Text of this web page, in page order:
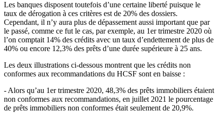
Les banques disposent toutefois d’une certaine liberté puisque le
taux de dérogation à ces critères est de 20% des dossiers.
Cependant, il n’y aura plus de dépassement aussi important que par
le passé, comme ce fut le cas, par exemple, au 1er trimestre 2020 où
l’on comptait 14% des crédits avec un taux d’endettement de plus de
40% ou encore 12,3% des prêts d’une durée supérieure à 25 ans.
Les deux illustrations ci-dessous montrent que les crédits non
conformes aux recommandations du HCSF sont en baisse :
- Alors qu’au 1er trimestre 2020, 48,3% des prêts immobiliers étaient
non conformes aux recommandations, en juillet 2021 le pourcentage
de prêts immobiliers non conformes était seulement de 20,9%.